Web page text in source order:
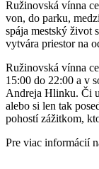
Ružinovská vínna
von, do parku,
spája mestský život
vytvára priestor na
Ružinovská vínna
15:00 do 22:00 a v
Andreja Hlinku. Či
alebo si len tak
pohostí zážitkom,
Pre viac informácií